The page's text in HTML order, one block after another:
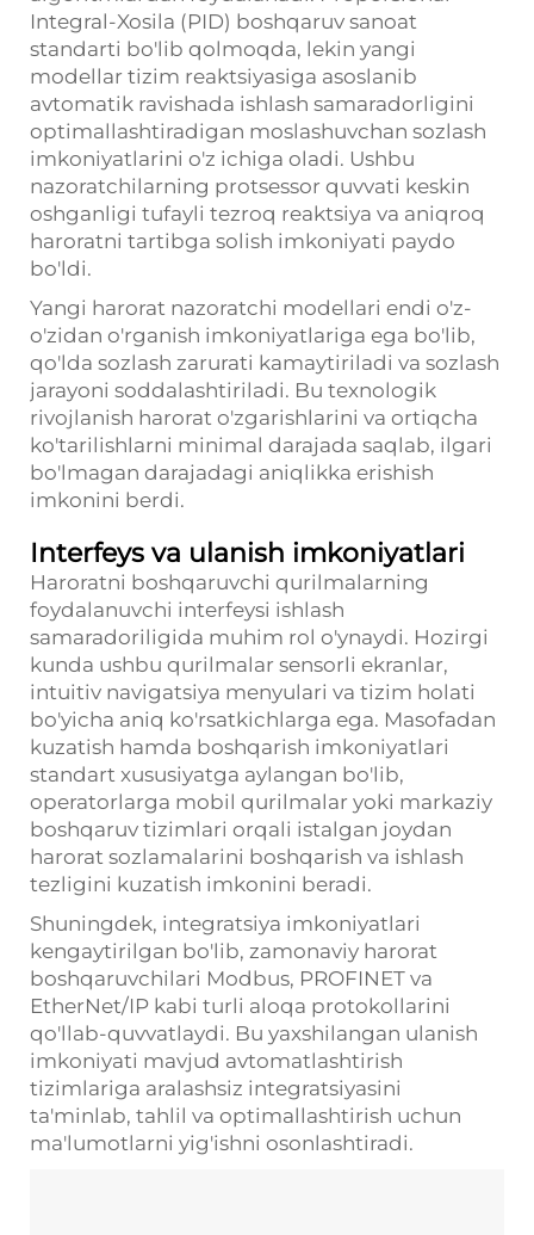
Integral-Xosila (PID) boshqaruv sanoat
standarti bo'lib qolmoqda, lekin yangi
modellar tizim reaktsiyasiga asoslanib
avtomatik ravishada ishlash samaradorligini
optimallashtiradigan moslashuvchan sozlash
imkoniyatlarini o'z ichiga oladi. Ushbu
nazoratchilarning protsessor quvvati keskin
oshganligi tufayli tezroq reaktsiya va aniqroq
haroratni tartibga solish imkoniyati paydo
bo'ldi.
Yangi harorat nazoratchi modellari endi o'z-
o'zidan o'rganish imkoniyatlariga ega bo'lib,
qo'lda sozlash zarurati kamaytiriladi va sozlash
jarayoni soddalashtiriladi. Bu texnologik
rivojlanish harorat o'zgarishlarini va ortiqcha
ko'tarilishlarni minimal darajada saqlab, ilgari
bo'lmagan darajadagi aniqlikka erishish
imkonini berdi.
Interfeys va ulanish imkoniyatlari
Haroratni boshqaruvchi qurilmalarning
foydalanuvchi interfeysi ishlash
samaradoriligida muhim rol o'ynaydi. Hozirgi
kunda ushbu qurilmalar sensorli ekranlar,
intuitiv navigatsiya menyulari va tizim holati
bo'yicha aniq ko'rsatkichlarga ega. Masofadan
kuzatish hamda boshqarish imkoniyatlari
standart xususiyatga aylangan bo'lib,
operatorlarga mobil qurilmalar yoki markaziy
boshqaruv tizimlari orqali istalgan joydan
harorat sozlamalarini boshqarish va ishlash
tezligini kuzatish imkonini beradi.
Shuningdek, integratsiya imkoniyatlari
kengaytirilgan bo'lib, zamonaviy harorat
boshqaruvchilari Modbus, PROFINET va
EtherNet/IP kabi turli aloqa protokollarini
qo'llab-quvvatlaydi. Bu yaxshilangan ulanish
imkoniyati mavjud avtomatlashtirish
tizimlariga aralashsiz integratsiyasini
ta'minlab, tahlil va optimallashtirish uchun
ma'lumotlarni yig'ishni osonlashtiradi.